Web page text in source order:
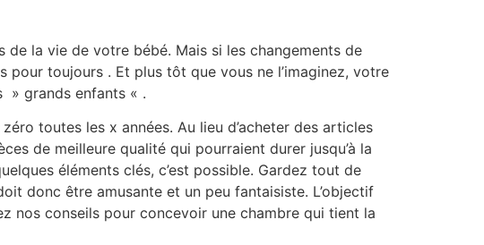
de la vie de votre bébé. Mais si les changements de
toujours . Et plus tôt que vous ne l’imaginez, votre
» grands enfants « .
toutes les x années. Au lieu d’acheter des articles
de meilleure qualité qui pourraient durer jusqu’à la
éléments clés, c’est possible. Gardez tout de
donc être amusante et un peu fantaisiste. L’objectif
nos conseils pour concevoir une chambre qui tient la